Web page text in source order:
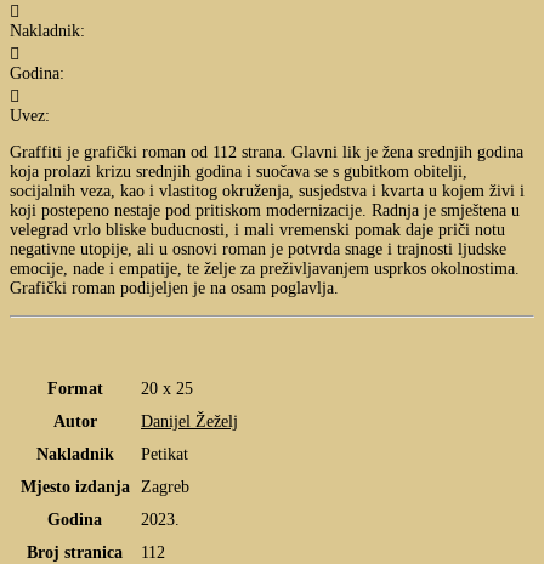

Nakladnik:

Godina:

Uvez:
Graffiti je grafički roman od 112 strana. Glavni lik je žena srednjih godina
koja prolazi krizu srednjih godina i suočava se s gubitkom obitelji,
socijalnih veza, kao i vlastitog okruženja, susjedstva i kvarta u kojem živi i
koji postepeno nestaje pod pritiskom modernizacije. Radnja je smještena u
velegrad vrlo bliske buducnosti, i mali vremenski pomak daje priči notu
negativne utopije, ali u osnovi roman je potvrda snage i trajnosti ljudske
emocije, nade i empatije, te želje za preživljavanjem usprkos okolnostima.
Grafički roman podijeljen je na osam poglavlja.
Format
20 x 25
Autor
Danijel Žeželj
Nakladnik
Petikat
Mjesto izdanja
Zagreb
Godina
2023.
Broj stranica
112